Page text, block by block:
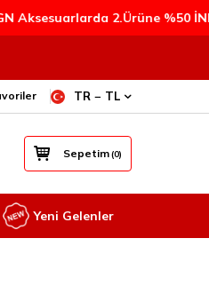
%50 İNDİRİM! •
TR − TL
Sepetim(0)
Yeni Gelenler